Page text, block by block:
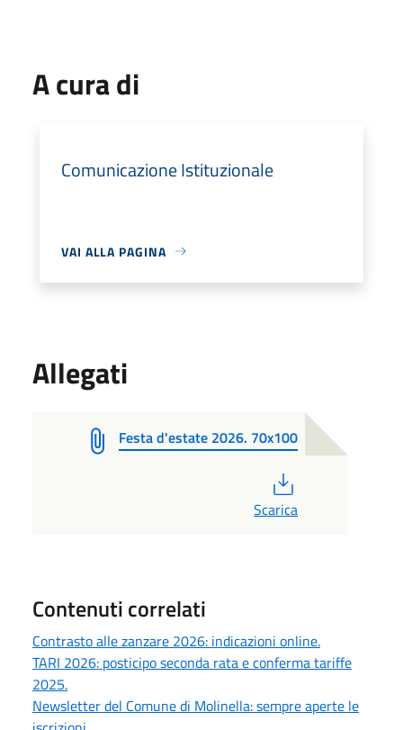
A cura di
Comunicazione Istituzionale
VAI ALLA PAGINA
Allegati
Festa d'estate 2026. 70x100
Scarica
Contenuti correlati
Contrasto alle zanzare 2026: indicazioni online.
TARI 2026: posticipo seconda rata e conferma tariffe
2025.
Newsletter del Comune di Molinella: sempre aperte le